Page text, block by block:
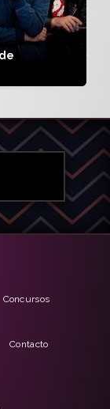
Concursos
Contacto